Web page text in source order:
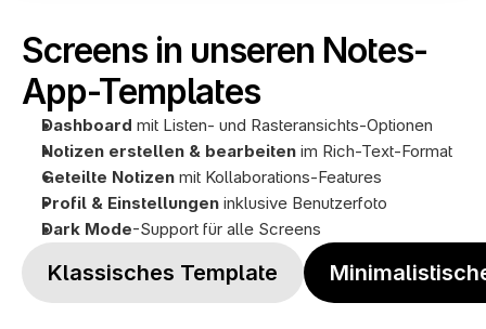
Screens in unseren Notes-
App-Templates
Dashboard mit Listen- und Rasteransichts-Optionen
Notizen erstellen & bearbeiten im Rich-Text-Format
Geteilte Notizen mit Kollaborations-Features
Profil & Einstellungen inklusive Benutzerfoto
Dark Mode-Support für alle Screens
Klassisches Template